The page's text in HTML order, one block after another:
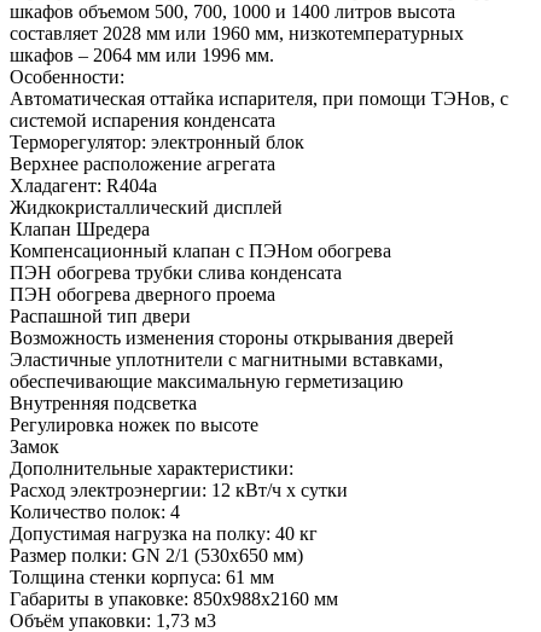
шкафов объемом 500, 700, 1000 и 1400 литров высота
составляет 2028 мм или 1960 мм, низкотемпературных
шкафов – 2064 мм или 1996 мм.
Особенности:
Автоматическая оттайка испарителя, при помощи ТЭНов, с
системой испарения конденсата
Терморегулятор: электронный блок
Верхнее расположение агрегата
Хладагент: R404а
Жидкокристаллический дисплей
Клапан Шредера
Компенсационный клапан с ПЭНом обогрева
ПЭН обогрева трубки слива конденсата
ПЭН обогрева дверного проема
Распашной тип двери
Возможность изменения стороны открывания дверей
Эластичные уплотнители с магнитными вставками,
обеспечивающие максимальную герметизацию
Внутренняя подсветка
Регулировка ножек по высоте
Замок
Дополнительные характеристики:
Расход электроэнергии: 12 кВт/ч х сутки
Количество полок: 4
Допустимая нагрузка на полку: 40 кг
Размер полки: GN 2/1 (530x650 мм)
Толщина стенки корпуса: 61 мм
Габариты в упаковке: 850х988х2160 мм
Объём упаковки: 1,73 м3